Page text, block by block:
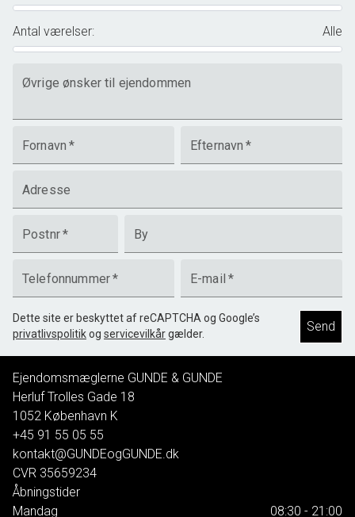
Antal værelser: Alle
Øvrige ønsker til ejendommen
Fornavn * Efternavn *
Adresse
Postnr* By
Telefonnummer* E-mail *
Dette site er beskyttet af reCAPTCHA og Google’s
privatlivspolitikog servicevilkårgælder. Send
Ejendomsmæglerne GUNDE & GUNDE
Herluf Trolles Gade 18
1052 København K
+45 91 55 05 55
kontakt@GUNDEogGUNDE.dk
CVR 35659234
Åbningstider
Mandag
08:30 - 21:00